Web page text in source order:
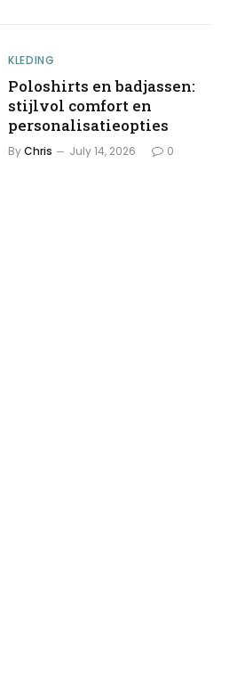
KLEDING
Poloshirts en badjassen:
stijlvol comfort en
personalisatieopties
ByChris July 14, 2026 0